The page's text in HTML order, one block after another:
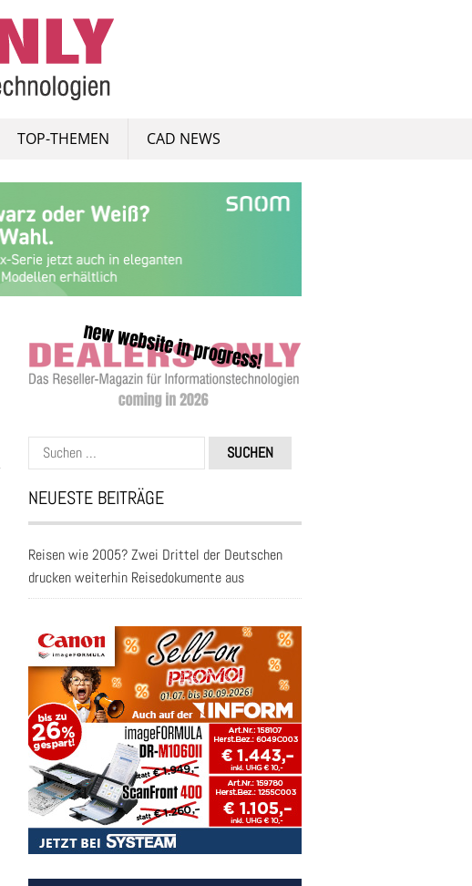
TOP-THEMEN CAD NEWS
Suchen
nach:
NEUESTE BEITRÄGE
Reisen wie 2005? Zwei Drittel der Deutschen
drucken weiterhin Reisedokumente aus